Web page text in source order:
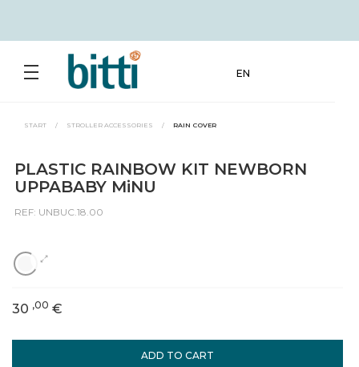
EN
START / STROLLER ACCESSORIES / RAIN COVER
PLASTIC RAINBOW KIT NEWBORN
UPPABABY MiNU
REF: UNBUC.18.00
ADD TO CART
30 ,00 €